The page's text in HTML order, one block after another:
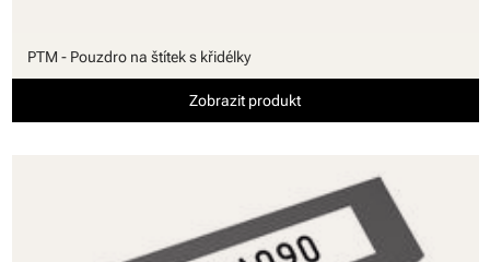
PTM - Pouzdro na štítek s křidélky
Zobrazit produkt